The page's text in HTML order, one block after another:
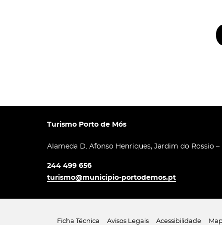
Turismo Porto de Mós
Alameda D. Afonso Henriques, Jardim do Rossio
244 499 656
turismo@municipio-portodemos.pt
Ficha Técnica Avisos Legais Acessibilidade